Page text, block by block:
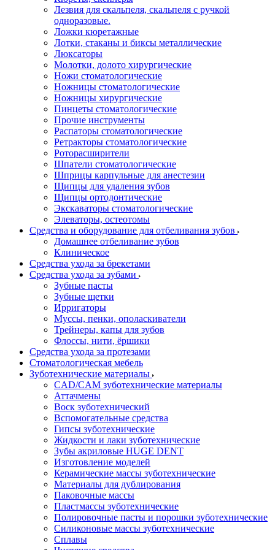
Лезвия для скальпеля, скальпеля с ручкой
одноразовые.
Ложки кюретажные
Лотки, стаканы и биксы металлические
Люксаторы
Молотки, долото хирургические
Ножи стоматологические
Ножницы стоматологические
Ножницы хирургические
Пинцеты стоматологические
Прочие инструменты
Распаторы стоматологические
Ретракторы стоматологические
Роторасширители
Шпатели стоматологические
Шприцы карпульные для анестезии
Щипцы для удаления зубов
Щипцы ортодонтические
Экскаваторы стоматологические
Элеваторы, остеотомы
Средства и оборудование для отбеливания зубов
Домашнее отбеливание зубов
Клиническое
Средства ухода за брекетами
Средства ухода за зубами
Зубные пасты
Зубные щетки
Ирригаторы
Муссы, пенки, ополаскиватели
Трейнеры, капы для зубов
Флоссы, нити, ёршики
Средства ухода за протезами
Стоматологическая мебель
Зуботехнические материалы
CAD/CAM зуботехнические материалы
Аттачмены
Воск зуботехнический
Вспомогательные средства
Гипсы зуботехнические
Жидкости и лаки зуботехнические
Зубы акриловые HUGE DENT
Изготовление моделей
Керамические массы зуботехнические
Материалы для дублирования
Паковочные массы
Пластмассы зуботехнические
Полировочные пасты и порошки зуботехнические
Силиконовые массы зуботехнические
Сплавы